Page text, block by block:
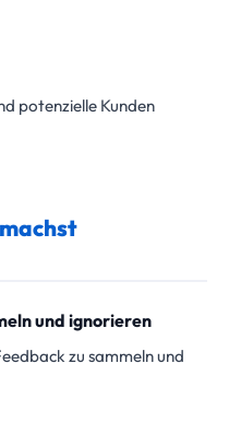
potenzielle Kunden
und ignorieren
zu sammeln und